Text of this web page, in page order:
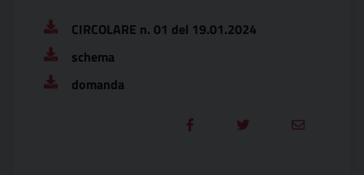
CIRCOLARE n. 01 del 19.01.2024
schema
domanda